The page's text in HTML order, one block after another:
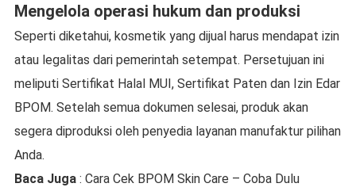
Mengelola operasi hukum dan produksi
Seperti diketahui, kosmetik yang dijual harus mendapat izin
atau legalitas dari pemerintah setempat. Persetujuan ini
meliputi Sertifikat Halal MUI, Sertifikat Paten dan Izin Edar
BPOM. Setelah semua dokumen selesai, produk akan
segera diproduksi oleh penyedia layanan manufaktur pilihan
Anda.
Baca Juga: Cara Cek BPOM Skin Care – Coba Dulu